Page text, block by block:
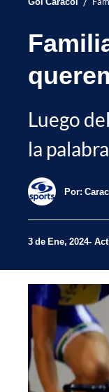
Luego
la
Por:
3 de Ene, 2024